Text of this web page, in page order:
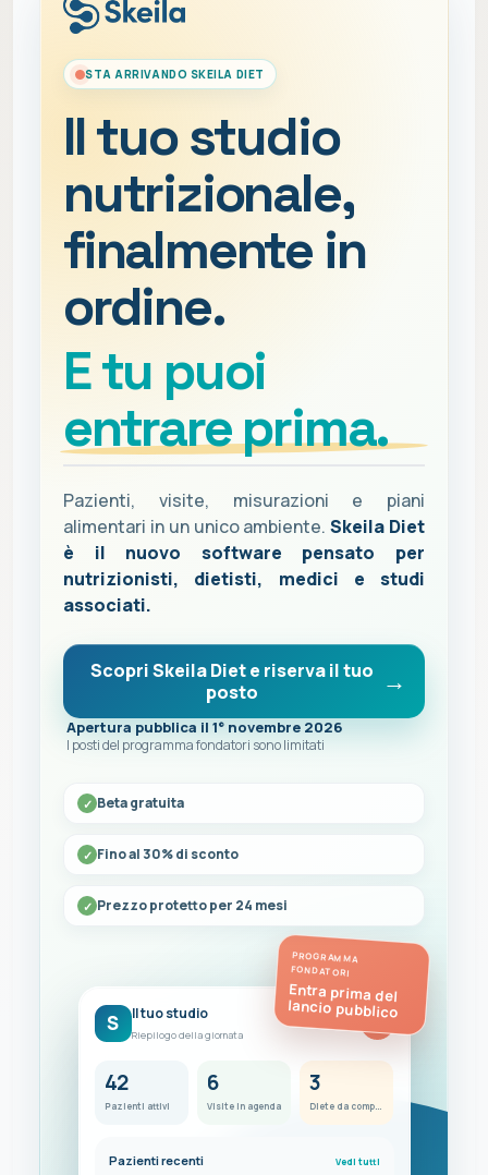
STA ARRIVANDO SKEILA DIET
Il tuo studio
nutrizionale,
finalmente in
ordine.
E tu puoi
entrare prima.
Pazienti, visite, misurazioni e piani
alimentari in un unico ambiente.Skeila Diet
è il nuovo software pensato per
nutrizionisti, dietisti, medici e studi
associati.
Scopri Skeila Diet e riserva il tuo
posto
Apertura pubblica il 1° novembre 2026
I posti del programma fondatori sono limitati
Beta gratuita
Fino al 30% di sconto
Prezzo protetto per 24 mesi
PROGRAMMA
FONDATORI
Entra prima del
lancio pubblico
S Il tuo studio
Riepilogo della giornata
FC
42
Pazienti attivi
6
Visite in agenda
3
Pazienti recenti Vedi tutti